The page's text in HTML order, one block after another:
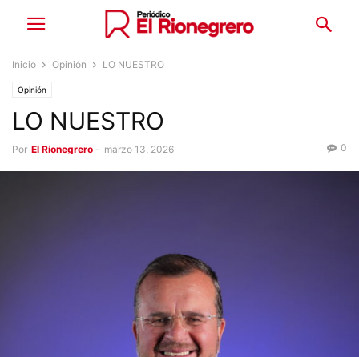
Inicio Opinión LO NUESTRO
Opinión
LO NUESTRO
Por El Rionegrero - marzo 13, 2026 0